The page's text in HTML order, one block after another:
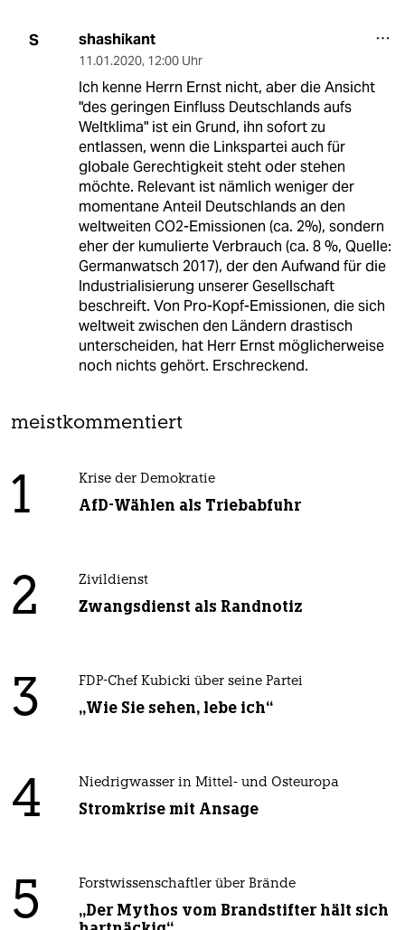
S shashikant
11.01.2020, 12:00 Uhr
Ich kenne Herrn Ernst nicht, aber die Ansicht
"des geringen Einfluss Deutschlands aufs
Weltklima" ist ein Grund, ihn sofort zu
entlassen, wenn die Linkspartei auch für
globale Gerechtigkeit steht oder stehen
möchte. Relevant ist nämlich weniger der
momentane Anteil Deutschlands an den
weltweiten CO2-Emissionen (ca. 2%), sondern
eher der kumulierte Verbrauch (ca. 8 %, Quelle:
Germanwatsch 2017), der den Aufwand für die
Industrialisierung unserer Gesellschaft
beschreift. Von Pro-Kopf-Emissionen, die sich
weltweit zwischen den Ländern drastisch
unterscheiden, hat Herr Ernst möglicherweise
noch nichts gehört. Erschreckend.
meistkommentiert
1 Krise der Demokratie
AfD-Wählen als Triebabfuhr
2 Zivildienst
Zwangsdienst als Randnotiz
3 FDP-Chef Kubicki über seine Partei
„Wie Sie sehen, lebe ich“
4 Niedrigwasser in Mittel- und Osteuropa
Stromkrise mit Ansage
5 Forstwissenschaftler über Brände
„Der Mythos vom Brandstifter hält sich